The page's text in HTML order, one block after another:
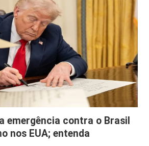
emergência contra o Brasil
nos EUA; entenda